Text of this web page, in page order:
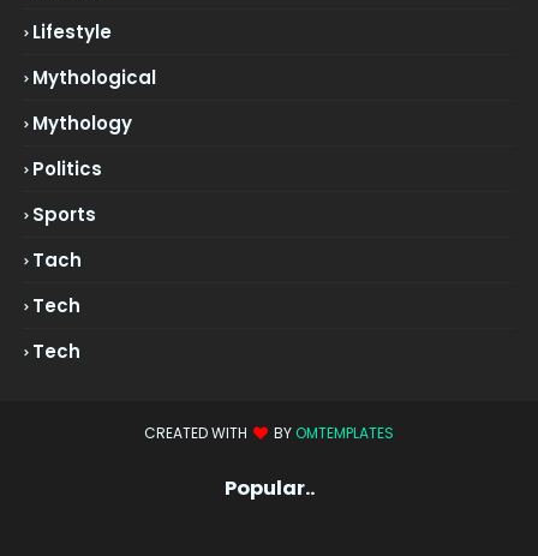
Lifestyle
Mythological
Mythology
Politics
Sports
Tach
Tech
Tech
CREATED WITH BY OMTEMPLATES
Popular..